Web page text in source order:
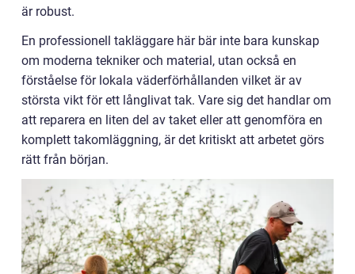
är robust.
En professionell takläggare här bär inte bara kunskap
om moderna tekniker och material, utan också en
förståelse för lokala väderförhållanden vilket är av
största vikt för ett långlivat tak. Vare sig det handlar om
att reparera en liten del av taket eller att genomföra en
komplett takomläggning, är det kritiskt att arbetet görs
rätt från början.